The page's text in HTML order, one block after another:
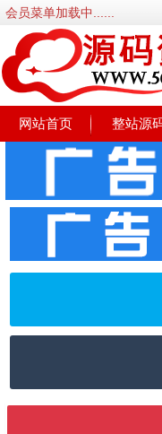
会员菜单加载中......
网站首页 整站源